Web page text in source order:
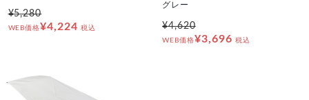
¥5,280
WEB価格¥4,224 税込
グレー
¥4,620
WEB価格¥3,696 税込